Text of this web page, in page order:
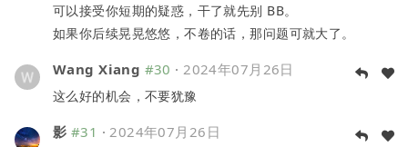
可以接受你短期的疑惑，干了就先别 BB。
如果你后续晃晃悠悠，不卷的话，那问题可就大了。
Wang Xiang #30 · 2024年07月26日
这么好的机会，不要犹豫
影 #31 · 2024年07月26日